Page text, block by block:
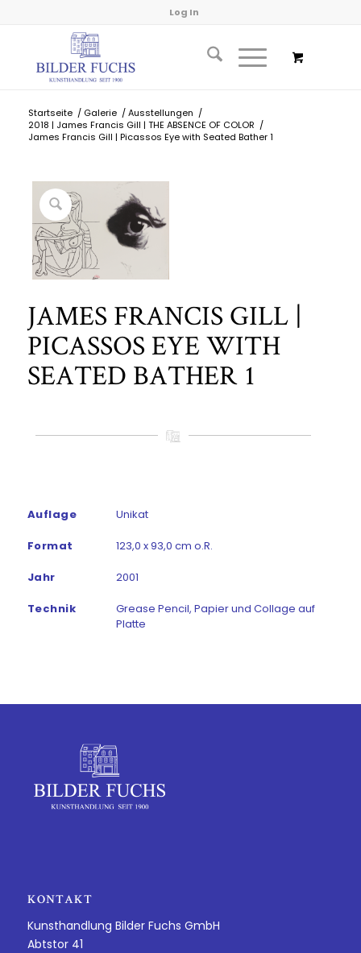
Log In
Startseite / Galerie / Ausstellungen /
2018 | James Francis Gill | THE ABSENCE OF COLOR /
James Francis Gill | Picassos Eye with Seated Bather 1
JAMES FRANCIS GILL |
PICASSOS EYE WITH
SEATED BATHER 1
Auflage Unikat
Format 123,0 x 93,0 cm o.R.
Jahr 2001
Technik
Grease Pencil, Papier und Collage auf
Platte
KONTAKT
Kunsthandlung Bilder Fuchs GmbH
Abtstor 41